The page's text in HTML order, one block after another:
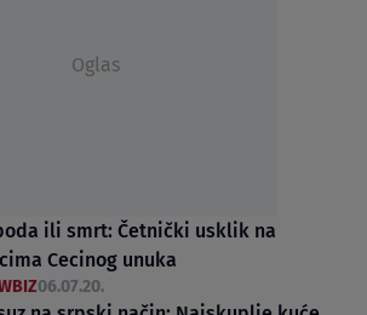
Oglas
ili smrt: Četnički usklik na
Cecinog unuka
06.07.20.